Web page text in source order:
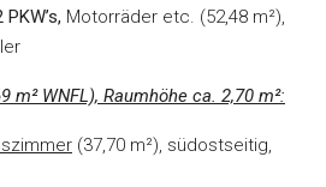
Motorräder etc. (52,48 m²),
m² WNFL), Raumhöhe ca. 2,70 m²:
(37,70 m²), südostseitig,